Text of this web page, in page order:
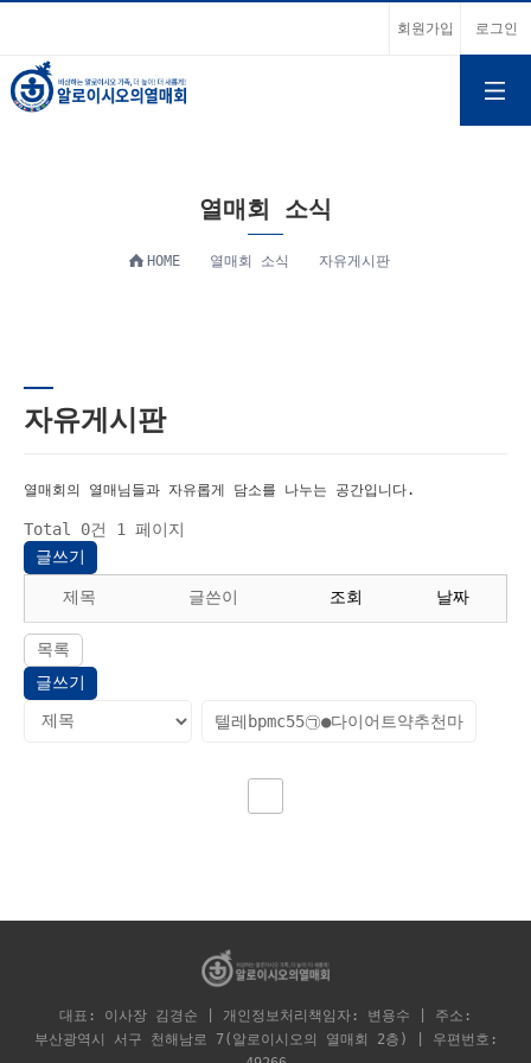
회원가입 로그인
열매회 소식
HOME 열매회 소식 자유게시판
자유게시판
열매회의 열매님들과 자유롭게 담소를 나누는 공간입니다.
Total 0건
1 페이지
글쓰기
제목 글쓴이 조회 날짜
목록
글쓰기
대표: 이사장 김경순 | 개인정보처리책임자: 변용수 | 주소:
부산광역시 서구 천해남로 7(알로이시오의 열매회 2층) | 우편번호: